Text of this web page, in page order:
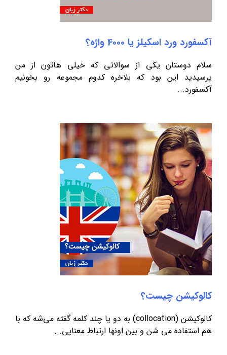
آکسفورد ورد اسکیلز یا 4000 واژه؟
سلام دوستان یکی از سوالاتی که خیلی هاتون از من
پرسیدید این بود که بلاخره کدوم مجموعه رو بخونیم
آکسفورد...
کالوکیشن چیست؟
کالوکیشن (collocation) به دو یا چند کلمه گفته می‌شه که با
هم استفاده می شن و بین اونها ارتباط معنایی...